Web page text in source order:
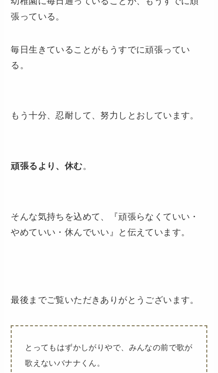
張っている。
毎日生きていることがもうすでに頑張ってい
る。
もう十分、忍耐して、努力しとおしています。
頑張るより、休む。
そんな気持ちを込めて、『頑張らなくていい・
やめていい・休んでいい』と伝えています。
最後までご覧いただきありがとうございます。
とってもはずかしがりやで、みんなの前で歌が
歌えないバナナくん。